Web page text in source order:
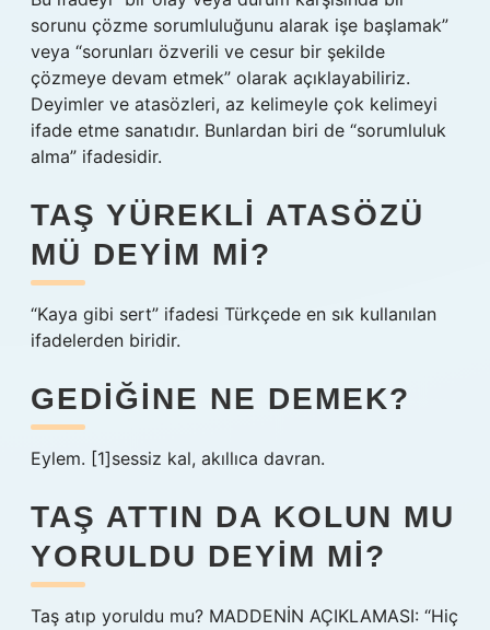
sorunu çözme sorumluluğunu alarak işe başlamak”
veya “sorunları özverili ve cesur bir şekilde
çözmeye devam etmek” olarak açıklayabiliriz.
Deyimler ve atasözleri, az kelimeyle çok kelimeyi
ifade etme sanatıdır. Bunlardan biri de “sorumluluk
alma” ifadesidir.
TAŞ YÜREKLI ATASÖZÜ
MÜ DEYIM MI?
“Kaya gibi sert” ifadesi Türkçede en sık kullanılan
ifadelerden biridir.
GEDIĞINE NE DEMEK?
Eylem. [1]sessiz kal, akıllıca davran.
TAŞ ATTIN DA KOLUN MU
YORULDU DEYIM MI?
Taş atıp yoruldu mu? MADDENİN AÇIKLAMASI: “Hiç